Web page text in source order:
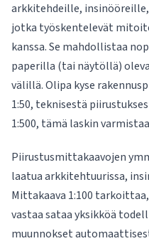
arkkitehdeille,
jotka työskentelevät
kanssa. Se mahdollistaa
paperilla (tai näytöllä)
välillä. Olipa kyse
1:50, teknisestä
1:500, tämä laskin
Piirustusmittakaavojen
laatua arkkitehtuurissa,
Mittakaava 1:100
vastaa sataa yksikköä
muunnokset